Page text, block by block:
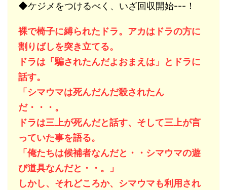
◆ケジメをつけるべく、いざ回収開始---！
裸で椅子に縛られたドラ。アカはドラの方に
割りばしを突き立てる。
ドラは「騙されたんだよおまえは」とドラに
話す。
「シマウマは死んだんだ殺されたん
だ・・・。
ドラは三上が死んだと話す、そして三上が言
っていた事を語る。
「俺たちは候補者なんだと・・シマウマの遊
び道具なんだと・・。」
しかし、それどころか、シマウマも利用され